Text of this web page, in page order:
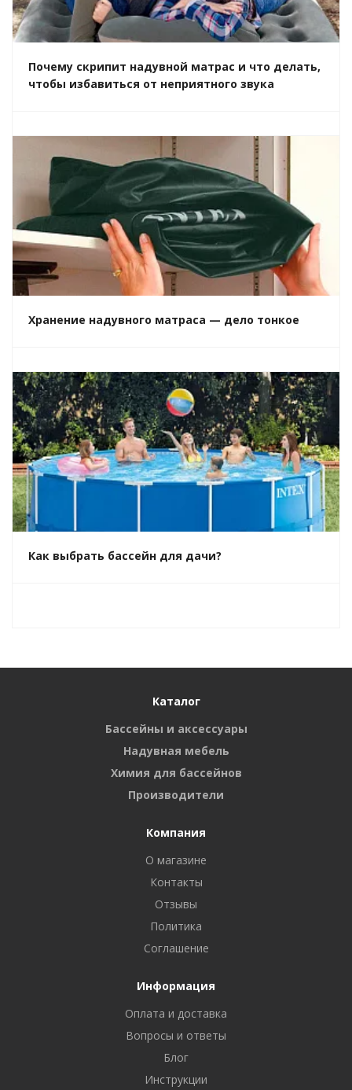
Почему скрипит надувной матрас и что делать,
чтобы избавиться от неприятного звука
Хранение надувного матраса — дело тонкое
Как выбрать бассейн для дачи?
Каталог
Бассейны и аксессуары
Надувная мебель
Химия для бассейнов
Производители
Компания
О магазине
Контакты
Отзывы
Политика
Соглашение
Информация
Оплата и доставка
Вопросы и ответы
Блог
Инструкции